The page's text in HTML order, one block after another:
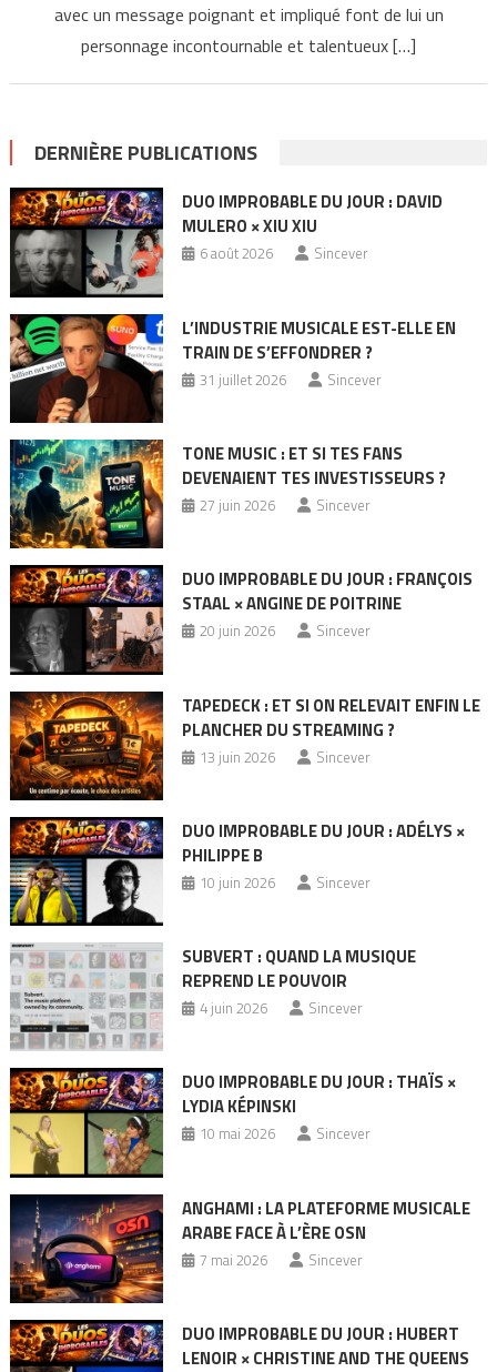
avec un message poignant et impliqué font de lui un
personnage incontournable et talentueux […]
DERNIÈRE PUBLICATIONS
DUO IMPROBABLE DU JOUR : DAVID
MULERO × XIU XIU
6 août 2026 Sincever
L’INDUSTRIE MUSICALE EST-ELLE EN
TRAIN DE S’EFFONDRER ?
31 juillet 2026 Sincever
TONE MUSIC : ET SI TES FANS
DEVENAIENT TES INVESTISSEURS ?
27 juin 2026 Sincever
DUO IMPROBABLE DU JOUR : FRANÇOIS
STAAL × ANGINE DE POITRINE
20 juin 2026 Sincever
TAPEDECK : ET SI ON RELEVAIT ENFIN LE
PLANCHER DU STREAMING ?
13 juin 2026 Sincever
DUO IMPROBABLE DU JOUR : ADÉLYS ×
PHILIPPE B
10 juin 2026 Sincever
SUBVERT : QUAND LA MUSIQUE
REPREND LE POUVOIR
4 juin 2026 Sincever
DUO IMPROBABLE DU JOUR : THAÏS ×
LYDIA KÉPINSKI
10 mai 2026 Sincever
ANGHAMI : LA PLATEFORME MUSICALE
ARABE FACE À L’ÈRE OSN
7 mai 2026 Sincever
DUO IMPROBABLE DU JOUR : HUBERT
LENOIR × CHRISTINE AND THE QUEENS